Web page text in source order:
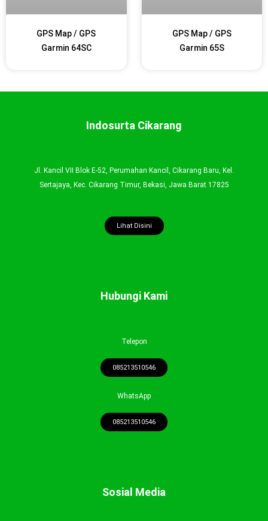
GPS Map / GPS
Garmin 64SC
GPS Map / GPS
Garmin 65S
Indosurta Cikarang
Jl. Kancil VII Blok E-52, Perumahan Kancil, Cikarang Baru, Kel.
Sertajaya, Kec. Cikarang Timur, Bekasi, Jawa Barat 17825
Lihat Disini
Hubungi Kami
Telepon
085213510546
WhatsApp
085213510546
Sosial Media